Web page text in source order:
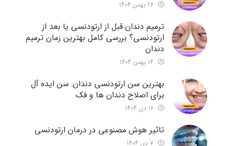
ترمیم دندان قبل از ارتودنسی یا بعد از
ارتودنسی؟ بررسی کامل بهترین زمان ترمیم
دندان
بهترین سن ارتودنسی دندان: سن ایده آل
برای اصلاح دندان ها و فک
تاثیر هوش مصنوعی در درمان ارتودنسی